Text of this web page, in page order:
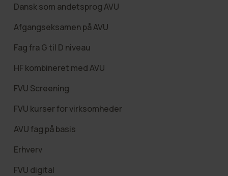
Dansk som andetsprog AVU
Afgangseksamen på AVU
Fag fra G til D niveau
HF kombineret med AVU
FVU Screening
FVU kurser for virksomheder
AVU fag på basis
Erhverv
FVU digital